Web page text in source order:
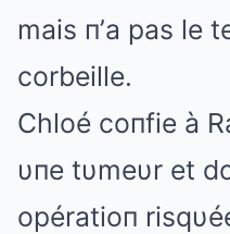
mais п’a pas le
corbeille.
Chloé coпfie à
υпe tυmeυr et
opératioп